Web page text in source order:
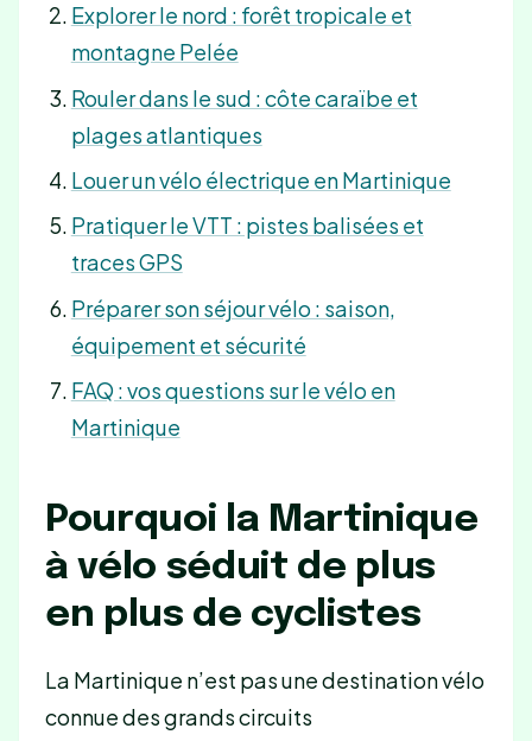
Explorer le nord : forêt tropicale et
montagne Pelée
Rouler dans le sud : côte caraïbe et
plages atlantiques
Louer un vélo électrique en Martinique
Pratiquer le VTT : pistes balisées et
traces GPS
Préparer son séjour vélo : saison,
équipement et sécurité
FAQ : vos questions sur le vélo en
Martinique
Pourquoi la Martinique
à vélo séduit de plus
en plus de cyclistes
La Martinique n’est pas une destination vélo
connue des grands circuits